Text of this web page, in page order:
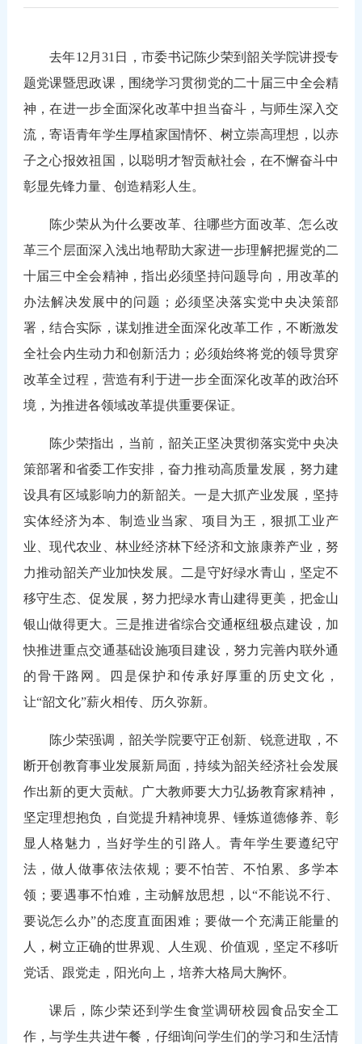
去年12月31日，市委书记陈少荣到韶关学院讲授专
题党课暨思政课，围绕学习贯彻党的二十届三中全会精
神，在进一步全面深化改革中担当奋斗，与师生深入交
流，寄语青年学生厚植家国情怀、树立崇高理想，以赤
子之心报效祖国，以聪明才智贡献社会，在不懈奋斗中
彰显先锋力量、创造精彩人生。
陈少荣从为什么要改革、往哪些方面改革、怎么改
革三个层面深入浅出地帮助大家进一步理解把握党的二
十届三中全会精神，指出必须坚持问题导向，用改革的
办法解决发展中的问题；必须坚决落实党中央决策部
署，结合实际，谋划推进全面深化改革工作，不断激发
全社会内生动力和创新活力；必须始终将党的领导贯穿
改革全过程，营造有利于进一步全面深化改革的政治环
境，为推进各领域改革提供重要保证。
陈少荣指出，当前，韶关正坚决贯彻落实党中央决
策部署和省委工作安排，奋力推动高质量发展，努力建
设具有区域影响力的新韶关。一是大抓产业发展，坚持
实体经济为本、制造业当家、项目为王，狠抓工业产
业、现代农业、林业经济林下经济和文旅康养产业，努
力推动韶关产业加快发展。二是守好绿水青山，坚定不
移守生态、促发展，努力把绿水青山建得更美，把金山
银山做得更大。三是推进省综合交通枢纽极点建设，加
快推进重点交通基础设施项目建设，努力完善内联外通
的骨干路网。四是保护和传承好厚重的历史文化，
让“韶文化”薪火相传、历久弥新。
陈少荣强调，韶关学院要守正创新、锐意进取，不
断开创教育事业发展新局面，持续为韶关经济社会发展
作出新的更大贡献。广大教师要大力弘扬教育家精神，
坚定理想抱负，自觉提升精神境界、锤炼道德修养、彰
显人格魅力，当好学生的引路人。青年学生要遵纪守
法，做人做事依法依规；要不怕苦、不怕累、多学本
领；要遇事不怕难，主动解放思想，以“不能说不行、
要说怎么办”的态度直面困难；要做一个充满正能量的
人，树立正确的世界观、人生观、价值观，坚定不移听
党话、跟党走，阳光向上，培养大格局大胸怀。
课后，陈少荣还到学生食堂调研校园食品安全工
作，与学生共进午餐，仔细询问学生们的学习和生活情